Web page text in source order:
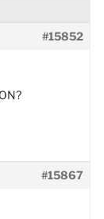
#15852
#15867